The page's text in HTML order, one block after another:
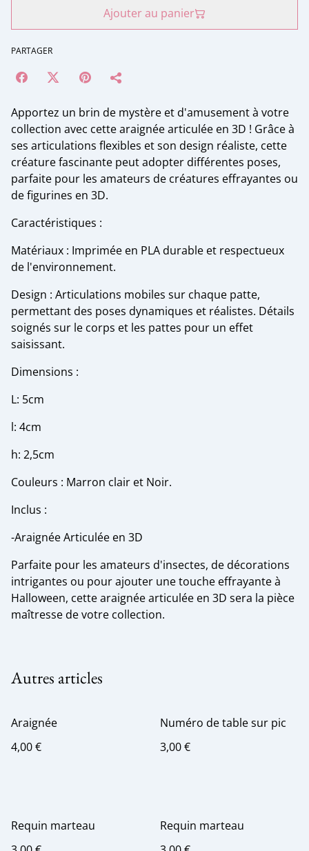
Ajouter au panier
PARTAGER
Apportez un brin de mystère et d'amusement à votre
collection avec cette araignée articulée en 3D ! Grâce à
ses articulations flexibles et son design réaliste, cette
créature fascinante peut adopter différentes poses,
parfaite pour les amateurs de créatures effrayantes ou
de figurines en 3D.
Caractéristiques :
Matériaux : Imprimée en PLA durable et respectueux
de l'environnement.
Design : Articulations mobiles sur chaque patte,
permettant des poses dynamiques et réalistes. Détails
soignés sur le corps et les pattes pour un effet
saisissant.
Dimensions :
L: 5cm
l: 4cm
h: 2,5cm
Couleurs : Marron clair et Noir.
Inclus :
-Araignée Articulée en 3D
Parfaite pour les amateurs d'insectes, de décorations
intrigantes ou pour ajouter une touche effrayante à
Halloween, cette araignée articulée en 3D sera la pièce
maîtresse de votre collection.
Autres articles
Araignée
4,00 €
Numéro de table sur pic
3,00 €
Requin marteau
Requin marteau